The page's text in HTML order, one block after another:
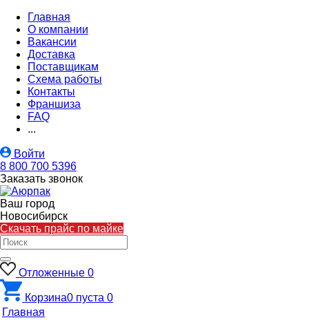
Главная
О компании
Вакансии
Доставка
Поставщикам
Схема работы
Контакты
Франшиза
FAQ
...
Войти
8 800 700 5396
Заказать звонок
Ваш город
Новосибирск
Скачать прайс по майке
Отложенные 0
Корзина0 пуста 0
Главная